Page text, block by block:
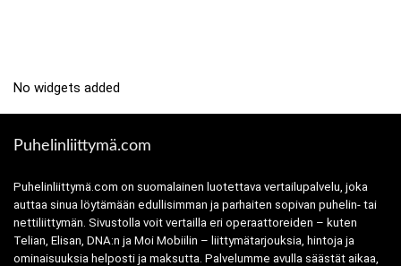
No widgets added
Puhelinliittymä.com
Puhelinliittymä.com on suomalainen luotettava vertailupalvelu, joka
auttaa sinua löytämään edullisimman ja parhaiten sopivan puhelin- tai
nettiliittymän. Sivustolla voit vertailla eri operaattoreiden – kuten
Telian, Elisan, DNA:n ja Moi Mobiilin – liittymätarjouksia, hintoja ja
ominaisuuksia helposti ja maksutta. Palvelumme avulla säästät aikaa,